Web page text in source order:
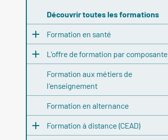
Découvrir toutes les formations
Formation en santé
L'offre de formation par composante
Formation aux métiers de
l'enseignement
Formation en alternance
Formation à distance (CEAD)